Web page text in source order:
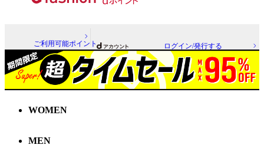
ご利用可能ポイント ログイン/発行する
WOMEN
MEN